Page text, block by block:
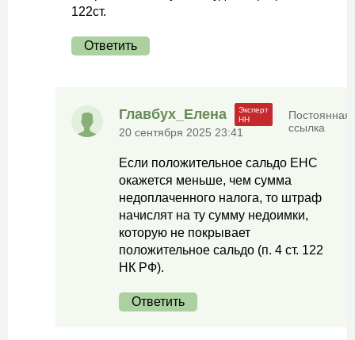
122ст.
Ответить
Главбух_Елена
20 сентября 2025 23:41
Постоянная
ссылка
Если положительное сальдо ЕНС
окажется меньше, чем сумма
недоплаченного налога, то штраф
начислят на ту сумму недоимки,
которую не покрывает
положительное сальдо (п. 4 ст. 122
НК РФ).
Ответить